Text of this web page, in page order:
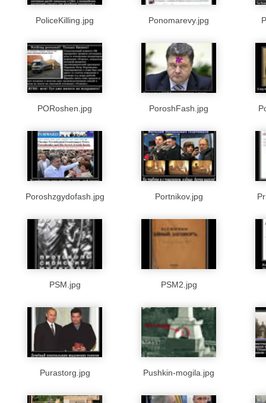
PoliceKilling.jpg Ponomarevy.jpg
PORoshen.jpg PoroshFash.jpg
Poroshzgydofash.jpg Portnikov.jpg
PSM.jpg PSM2.jpg
Purastorg.jpg Pushkin-mogila.jpg